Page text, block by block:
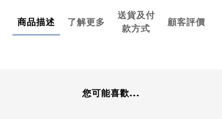
商品描述 了解更多
送貨及付
款方式
顧客評價
您可能喜歡...